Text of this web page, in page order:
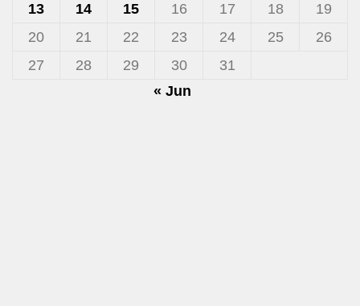
13
14 15 16 17 18
19
20
21 22 23 24 25
26
27
28 29 30
31
« Jun